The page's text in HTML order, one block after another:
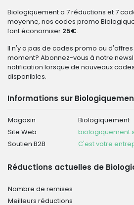
Biologiquement a 7 réductions et 7
moyenne, nos codes promo
font économiser 25€.
Il n'y a pas de codes promo ou
moment? Abonnez-vous à notre
notification lorsque de nouveaux
disponibles.
Informations sur
Magasin
Biologiquement
Site Web
Soutien B2B
C'est votre
Réductions actuelles de
Nombre de remises
Meilleurs réductions